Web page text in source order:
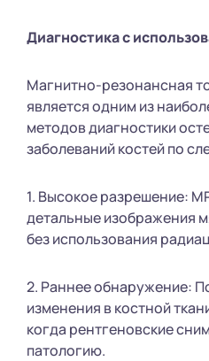
Диагностика с
Магнитно-резонансная
является одним из
методов диагностики
заболеваний костей по
1. Высокое разрешение:
детальные изображения
без использования
2. Раннее обнаружение:
изменения в костной
когда рентгеновские
патологию.